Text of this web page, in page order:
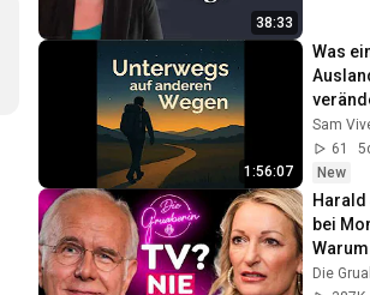
38:33
1:56:07
Was
China
S...
Sam
61
New
bei
mehr
Die